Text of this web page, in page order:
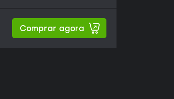
Comprar agora